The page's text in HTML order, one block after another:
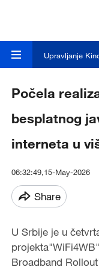
Upravljanje
Počela
besplatnog
interneta u
06:32:49,15-May-2026
Share
U Srbije je u
Broadband